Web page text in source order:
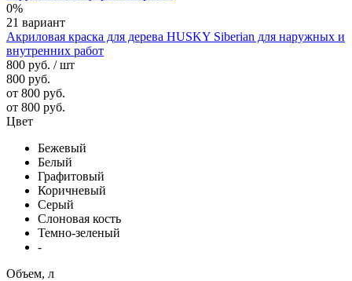
0%
21 вариант
Акриловая краска для дерева HUSKY Siberian для наружных и
внутренних работ
800 руб. / шт
800 руб.
от 800 руб.
от 800 руб.
Цвет
Бежевый
Белый
Графитовый
Коричневый
Серый
Слоновая кость
Темно-зеленый
-
Объем, л